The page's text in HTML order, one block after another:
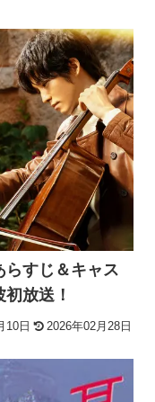
らすじ＆キャス
放送！
10日 2026年02月28日